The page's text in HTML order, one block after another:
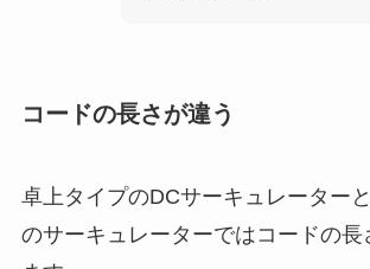
コードの長さが違う
卓上タイプのDCサーキュレーター
のサーキュレーターではコードの長